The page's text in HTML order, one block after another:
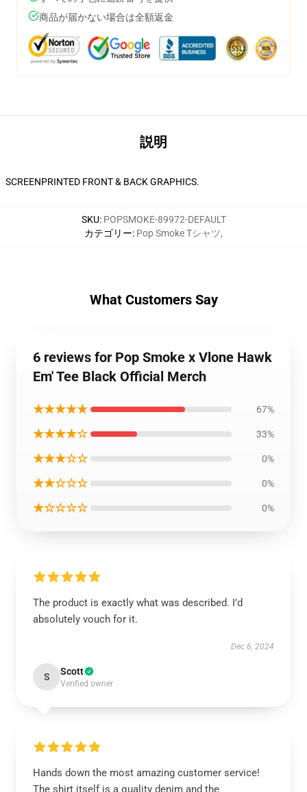
商品が届かない場合は全額返金
説明
SCREENPRINTED FRONT & BACK GRAPHICS.
SKU: POPSMOKE-89972-DEFAULT
カテゴリー: Pop Smoke Tシャツ,
What Customers Say
6 reviews for Pop Smoke x Vlone Hawk
Em' Tee Black Official Merch
★★★★★ 67%
★★★★☆ 33%
★★★☆☆ 0%
★★☆☆☆ 0%
★☆☆☆☆ 0%
The product is exactly what was described. I’d
absolutely vouch for it.
Dec 6, 2024
S Scott
Verified owner
Hands down the most amazing customer service!
The shirt itself is a quality denim and the